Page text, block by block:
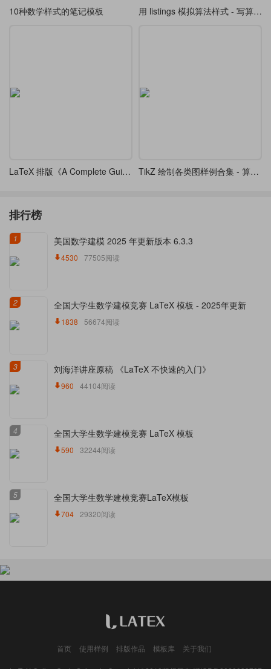
10种数学样式的笔记模板 用 listings 模拟算法样式 - 写算法就再也不麻烦了
LaTeX 排版《A Complete Guide to Standard C++ Algorithms》- 标准 C++ 算法的完整指南 TikZ 绘制各类图样例合集 - 算法，计算机科学，电路图，数据库等
排行榜
1 美国数学建模 2025 年更新版本 6.3.3
4530 77505阅读
2 全国大学生数学建模竞赛 LaTeX 模板 - 2025年更新
1838 56674阅读
3 刘海洋讲座原稿 《LaTeX 不快速的入门》
960 44104阅读
4 全国大学生数学建模竞赛 LaTeX 模板
590 32244阅读
5 全国大学生数学建模竞赛LaTeX模板
704 29320阅读
首页 使用样例 排版作品 模板库 关于我们